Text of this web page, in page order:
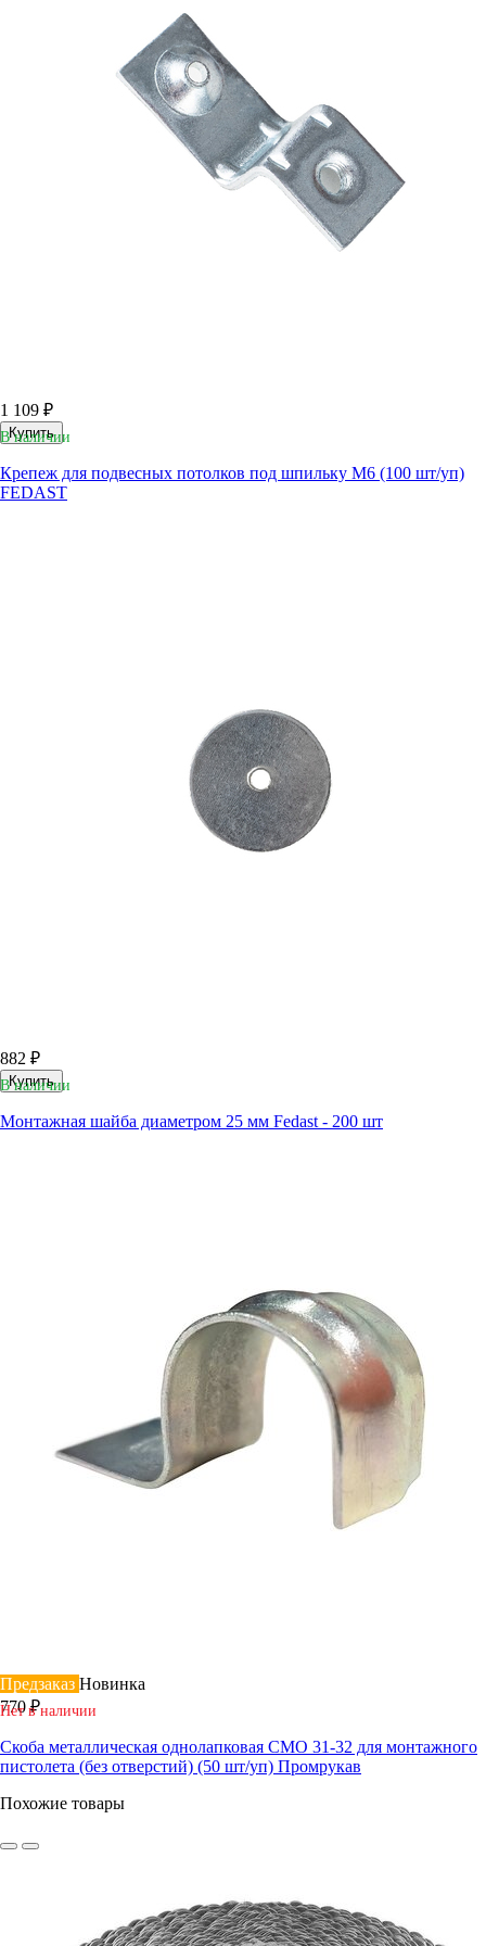
1 109 ₽
Купить
В наличии
Крепеж для подвесных потолков под шпильку M6 (100 шт/уп)
FEDAST
882 ₽
Купить
В наличии
Монтажная шайба диаметром 25 мм Fedast - 200 шт
Предзаказ Новинка
770 ₽
Нет в наличии
Скоба металлическая однолапковая СМО 31-32 для монтажного
пистолета (без отверстий) (50 шт/уп) Промрукав
Похожие товары